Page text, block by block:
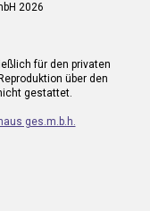
2026
für den privaten
über den
gestattet.
ges.m.b.h.